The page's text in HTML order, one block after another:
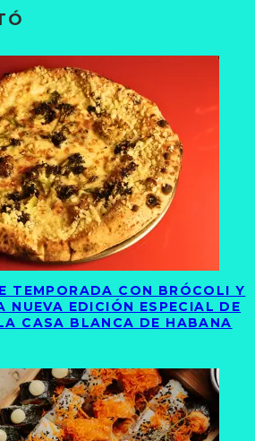
TEMPORADA CON BRÓCOLI Y
NUEVA EDICIÓN ESPECIAL DE
CASA BLANCA DE HABANA